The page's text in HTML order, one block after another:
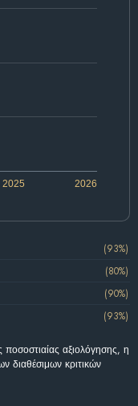
2026
2025
(93%)
(80%)
(90%)
(93%)
ποσοστιαίας αξιολόγησης, η
διαθέσιμων κριτικών